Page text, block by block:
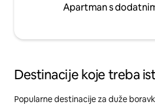
Apartman s
Destinacije koje treba
Popularne destinacije za duže